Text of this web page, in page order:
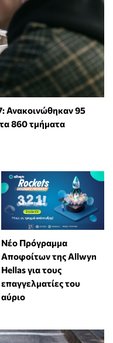
Ανακοινώθηκαν 95
860 τμήματα
Νέο Πρόγραμμα
Αποφοίτων της Allwyn
Hellas για τους
επαγγελματίες του
αύριο